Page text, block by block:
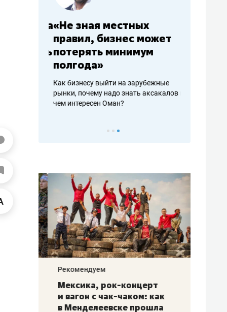
работа «Не зная местных
правил, бизнес может
потерять минимум
полгода»
Как бизнесу выйти на зарубежные
рынки, почему надо знать аксакалов и
чем интересен Оман?
Рекомендуем
Мексика, рок-концерт
и вагон с чак-чаком: как
в Менделеевске прошла